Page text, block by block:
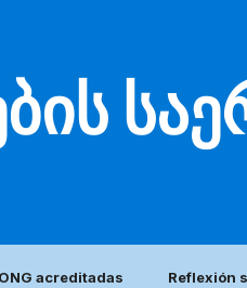
ONG acreditadas Reflexión